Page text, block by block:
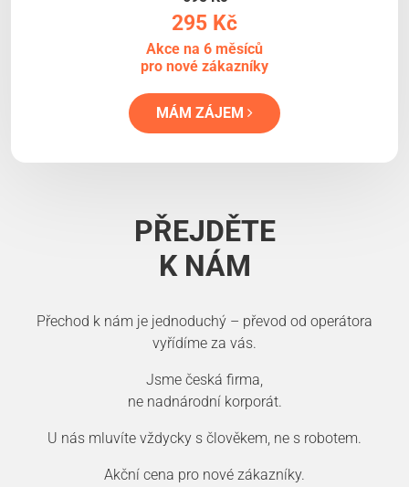
295 Kč
Akce na 6 měsíců
pro nové zákazníky
MÁM ZÁJEM
PŘEJDĚTE
K NÁM
Přechod k nám je jednoduchý – převod od operátora
vyřídíme za vás.
Jsme česká firma,
ne nadnárodní korporát.
U nás mluvíte vždycky s člověkem, ne s robotem.
Akční cena pro nové zákazníky.